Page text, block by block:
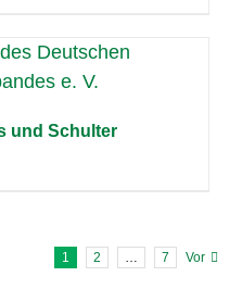
und Schulter
1 2 7 Vor